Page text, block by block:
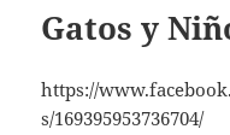
Gatos y
https://
s/169395953736704/